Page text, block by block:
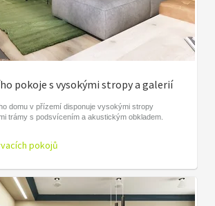
pokoje s vysokými stropy a galerií
domu v přízemí disponuje vysokými stropy
trámy s podsvícením a akustickým obkladem.
pokojů